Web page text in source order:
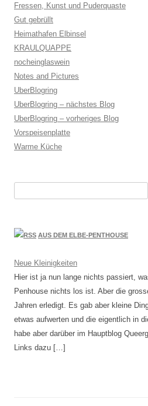
Fressen, Kunst und Puderquaste
Gut gebrüllt
Heimathafen Elbinsel
KRAULQUAPPE
nocheinglaswein
Notes and Pictures
UberBlogring
UberBlogring – nächstes Blog
UberBlogring – vorheriges Blog
Vorspeisenplatte
Warme Küche
AUS DEM ELBE-PENTHOUSE
Neue Kleinigkeiten
Hier ist ja nun lange nichts passiert,
Penhouse nichts los ist. Aber die
Jahren erledigt. Es gab aber kleine
etwas aufwerten und die eigentlich in
habe aber darüber im Hauptblog
Links dazu […]